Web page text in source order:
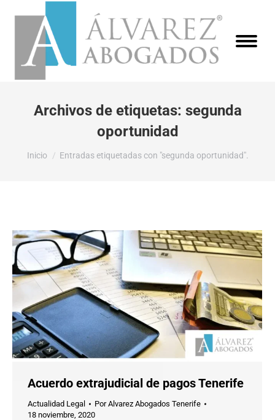
Archivos de etiquetas: segunda
oportunidad
Estás aquí:
Inicio Entradas etiquetadas con "segunda oportunidad".
Acuerdo extrajudicial de pagos Tenerife
Actualidad Legal PorAlvarez Abogados Tenerife
18 noviembre, 2020